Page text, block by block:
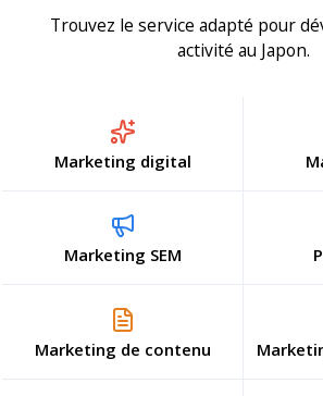
Trouvez le service adapté pour
activité au Japon.
Marketing digital
Marketing SEM
Marketing de contenu